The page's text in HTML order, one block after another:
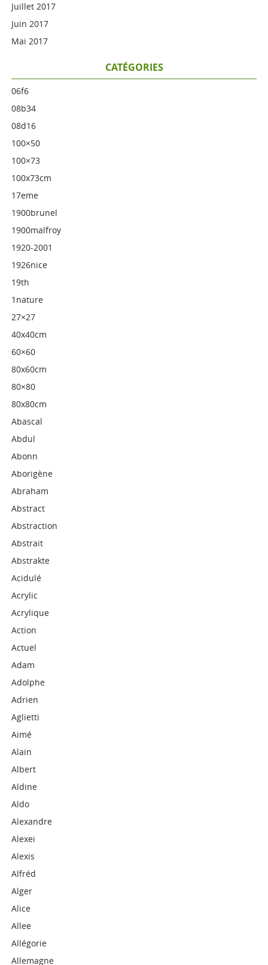
Juillet 2017
Juin 2017
Mai 2017
CATÉGORIES
06f6
08b34
08d16
100×50
100×73
100x73cm
17eme
1900brunel
1900malfroy
1920-2001
1926nice
19th
1nature
27×27
40x40cm
60×60
80x60cm
80×80
80x80cm
Abascal
Abdul
Abonn
Aborigène
Abraham
Abstract
Abstraction
Abstrait
Abstrakte
Acidulé
Acrylic
Acrylique
Action
Actuel
Adam
Adolphe
Adrien
Aglietti
Aimé
Alain
Albert
Aldine
Aldo
Alexandre
Alexei
Alexis
Alfréd
Alger
Alice
Allee
Allégorie
Allemagne